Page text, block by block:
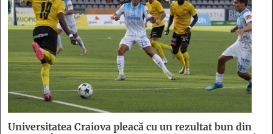
Universitatea Craiova pleacă cu un rezultat bun din